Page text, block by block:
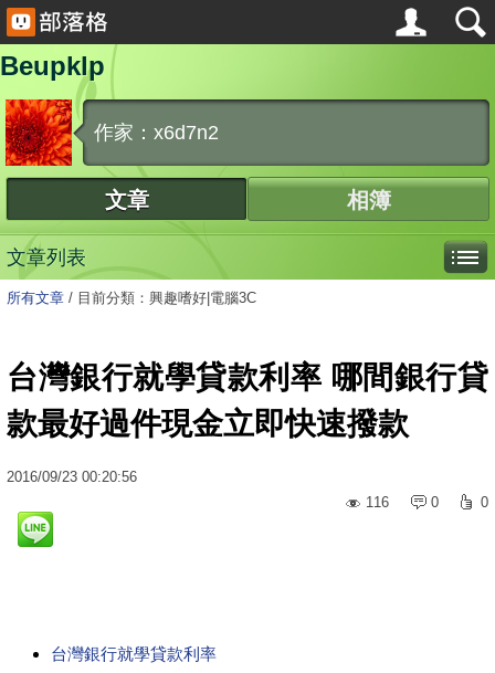
Beupklp
作家：x6d7n2
文章 相簿
文章列表
所有文章 / 目前分類：興趣嗜好|電腦3C
台灣銀行就學貸款利率 哪間銀行貸
款最好過件現金立即快速撥款
2016/09/23 00:20:56
116
0 0
台灣銀行就學貸款利率